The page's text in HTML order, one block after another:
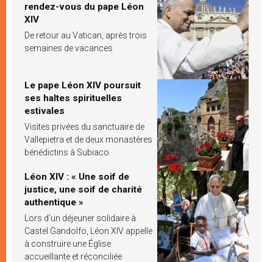
rendez-vous du pape Léon
XIV
De retour au Vatican, après trois
semaines de vacances
Le pape Léon XIV poursuit
ses haltes spirituelles
estivales
Visites privées du sanctuaire de
Vallepietra et de deux monastères
bénédictins à Subiaco
Léon XIV : « Une soif de
justice, une soif de charité
authentique »
Lors d’un déjeuner solidaire à
Castel Gandolfo, Léon XIV appelle
à construire une Église
accueillante et réconciliée